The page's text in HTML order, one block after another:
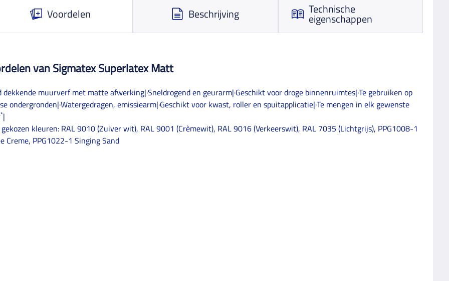
Voordelen Beschrijving Technische
eigenschappen
van Sigmatex Superlatex Matt
dekkende muurverf met matte afwerking|·Sneldrogend en geurarm|·Geschikt voor droge binnenruimtes|·Te gebruiken op
ondergronden|·Watergedragen, emissiearm|·Geschikt voor kwast, roller en spuitapplicatie|·Te mengen in elk gewenste
*|
gekozen kleuren: RAL 9010 (Zuiver wit), RAL 9001 (Crèmewit), RAL 9016 (Verkeerswit), RAL 7035 (Lichtgrijs), PPG1008-1
Creme, PPG1022-1 Singing Sand